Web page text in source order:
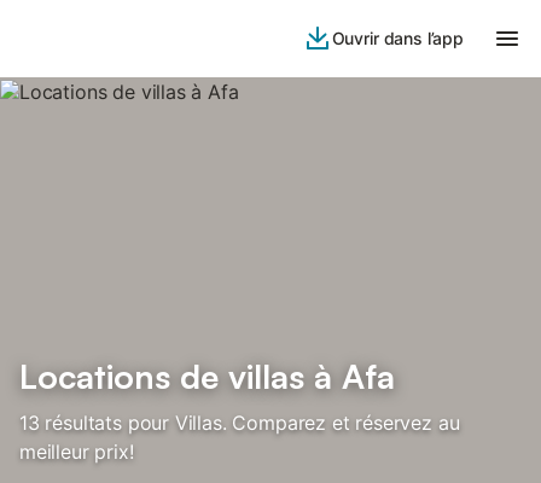
Ouvrir dans l’app
Locations de villas à Afa
13 résultats pour Villas. Comparez et réservez au
meilleur prix!